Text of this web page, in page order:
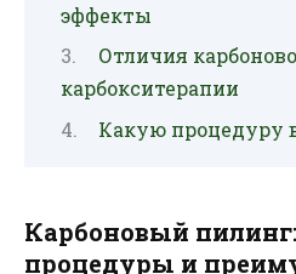
эффекты
Отличия
карбокситерапии
Какую процедуру
Карбоновый
процедуры и